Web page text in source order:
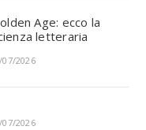
Age: ecco la
letteraria
07/2026
07/2026